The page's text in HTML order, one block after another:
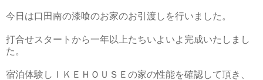
今日は口田南の漆喰のお家のお引渡しを行いました。
打合せスタートから一年以上たちいよいよ完成いたしまし
た。
宿泊体験しＩＫＥＨＯＵＳＥの家の性能を確認して頂き、